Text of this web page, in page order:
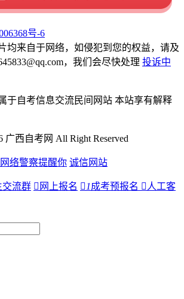
号-6
均来自于网络，如侵犯到您的权益，请及
，我们会尽快处理 投诉中
于自考信息交流民间网站 本站享有解释
广西自考网 All Right Reserved
网络警察提醒你 诚信网站
交流群  网上报名  1成考预报名  人工客